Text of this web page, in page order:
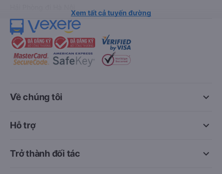
Xem tất cả tuyến đường
keyboard_arrow_down
Về chúng tôi
keyboard_arrow_down
Hỗ trợ
keyboard_arrow_down
Trở thành đối tác